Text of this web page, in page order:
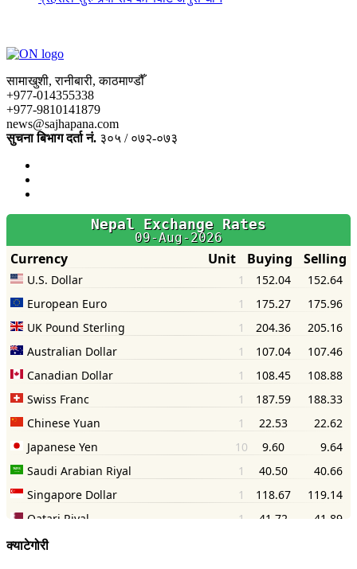
सामाखुशी, रानीबारी, काठमाण्डौँ
+977-014355338
+977-9810141879
news@sajhapana.com
सुचना बिभाग दर्ता नं. ३०५ / ०७२-०७३
क्याटेगोरी